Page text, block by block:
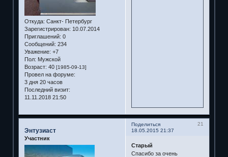
Откуда: Санкт- Петербург
Зарегистрирован: 10.07.2014
Приглашений: 0
Сообщений: 234
Уважение: +7
Пол: Мужской
Возраст: 40 [1985-09-13]
Провел на форуме:
3 дня 20 часов
Последний визит:
11.11.2018 21:50
Поделиться
21
18.05.2015 21:37
Энтузиаст
Участник
Старый
Спасибо за очень